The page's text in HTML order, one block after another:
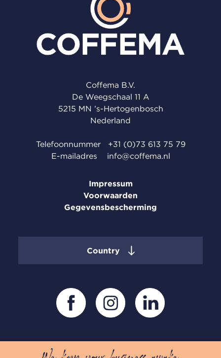
Coffema B.V.
De Weegschaal 11 A
5215 MN ’s-Hertogenbosch
Nederland
Telefoonnummer +31 (0)73 613 75 79
E-mailadres info@coffema.nl
Impressum
Voorwaarden
Gegevensbescherming
Country